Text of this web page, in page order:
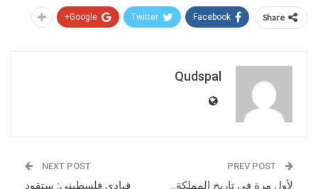
Share
Facebook
Twitter
Google+
Qudspal
لأول مرة في تاريخ المملكة..
NEXT POST
قيادي فلسطيني: ستقود